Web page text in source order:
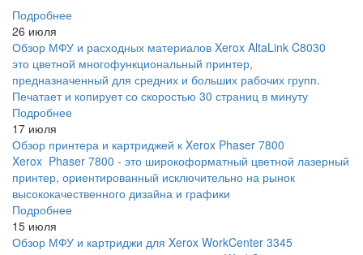
Подробнее
26 июля
Обзор МФУ и расходных материалов Xerox AltaLink C8030
это цветной многофункциональный принтер,
предназначенный для средних и больших рабочих групп.
Печатает и копирует со скоростью 30 страниц в минуту
Подробнее
17 июля
Обзор принтера и картриджей к Xerox Phaser 7800
Xerox Phaser 7800 - это широкоформатный цветной лазерный
принтер, ориентированный исключительно на рынок
высококачественного дизайна и графики
Подробнее
15 июля
Обзор МФУ и картриджи для Xerox WorkCenter 3345